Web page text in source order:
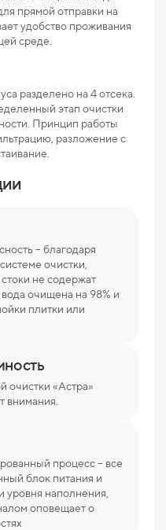
прямой отправки на
удобство проживания
среде.
разделено на 4 отсека.
этап очистки
Принцип работы
разложение с
– благодаря
очистки,
не содержат
очищена на 98% и
плитки или
очистки «Астра»
внимания.
процесс – все
блок питания и
уровня наполнения,
оповещает о